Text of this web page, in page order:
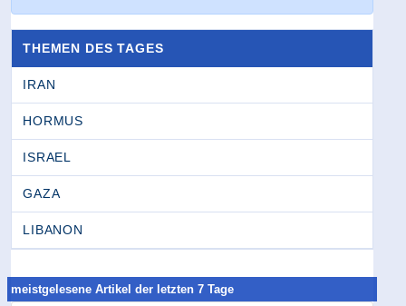
THEMEN DES TAGES
IRAN
HORMUS
ISRAEL
GAZA
LIBANON
meistgelesene Artikel der letzten 7 Tage